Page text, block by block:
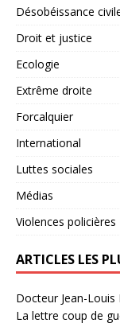
Désobéissance
Droit et justice
Ecologie
Extrême droite
Forcalquier
International
Luttes sociales
Médias
Violences policières
ARTICLES LES
Docteur Jean-Louis
La lettre coup de